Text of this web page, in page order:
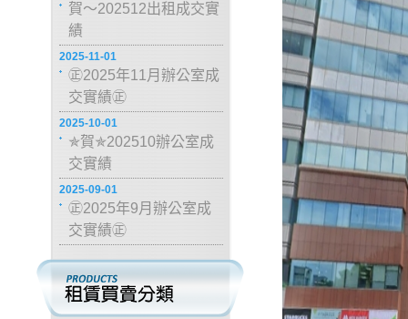
賀～202512出租成交實
績
2025-11-01
㊣2025年11月辦公室成
交實績㊣
2025-10-01
✯賀✯202510辦公室成
交實績
2025-09-01
㊣2025年9月辦公室成
交實績㊣